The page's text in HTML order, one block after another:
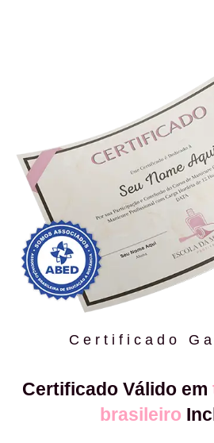
Certificado
Certificado Válido em
brasileiro